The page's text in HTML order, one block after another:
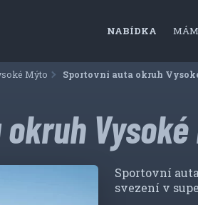
NABÍDKA
Mýto Aktuální:
Sportovní auta okruh
Vysoké
Sportovní
svezení v